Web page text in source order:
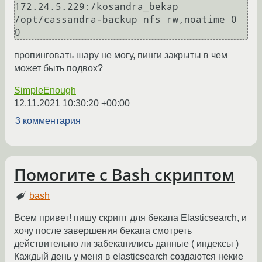
172.24.5.229:/kosandra_bekap
/opt/cassandra-backup nfs rw,noatime 0
пропинговать шару не могу, пинги закрыты в чем
может быть подвох?
SimpleEnough
12.11.2021 10:30:20 +00:00
3 комментария
Помогите с Bash скриптом
bash
Всем привет! пишу скрипт для бекапа Elasticsearch, и
хочу после завершения бекапа смотреть
действительно ли забекапились данные ( индексы )
Каждый день у меня в elasticsearch создаются некие